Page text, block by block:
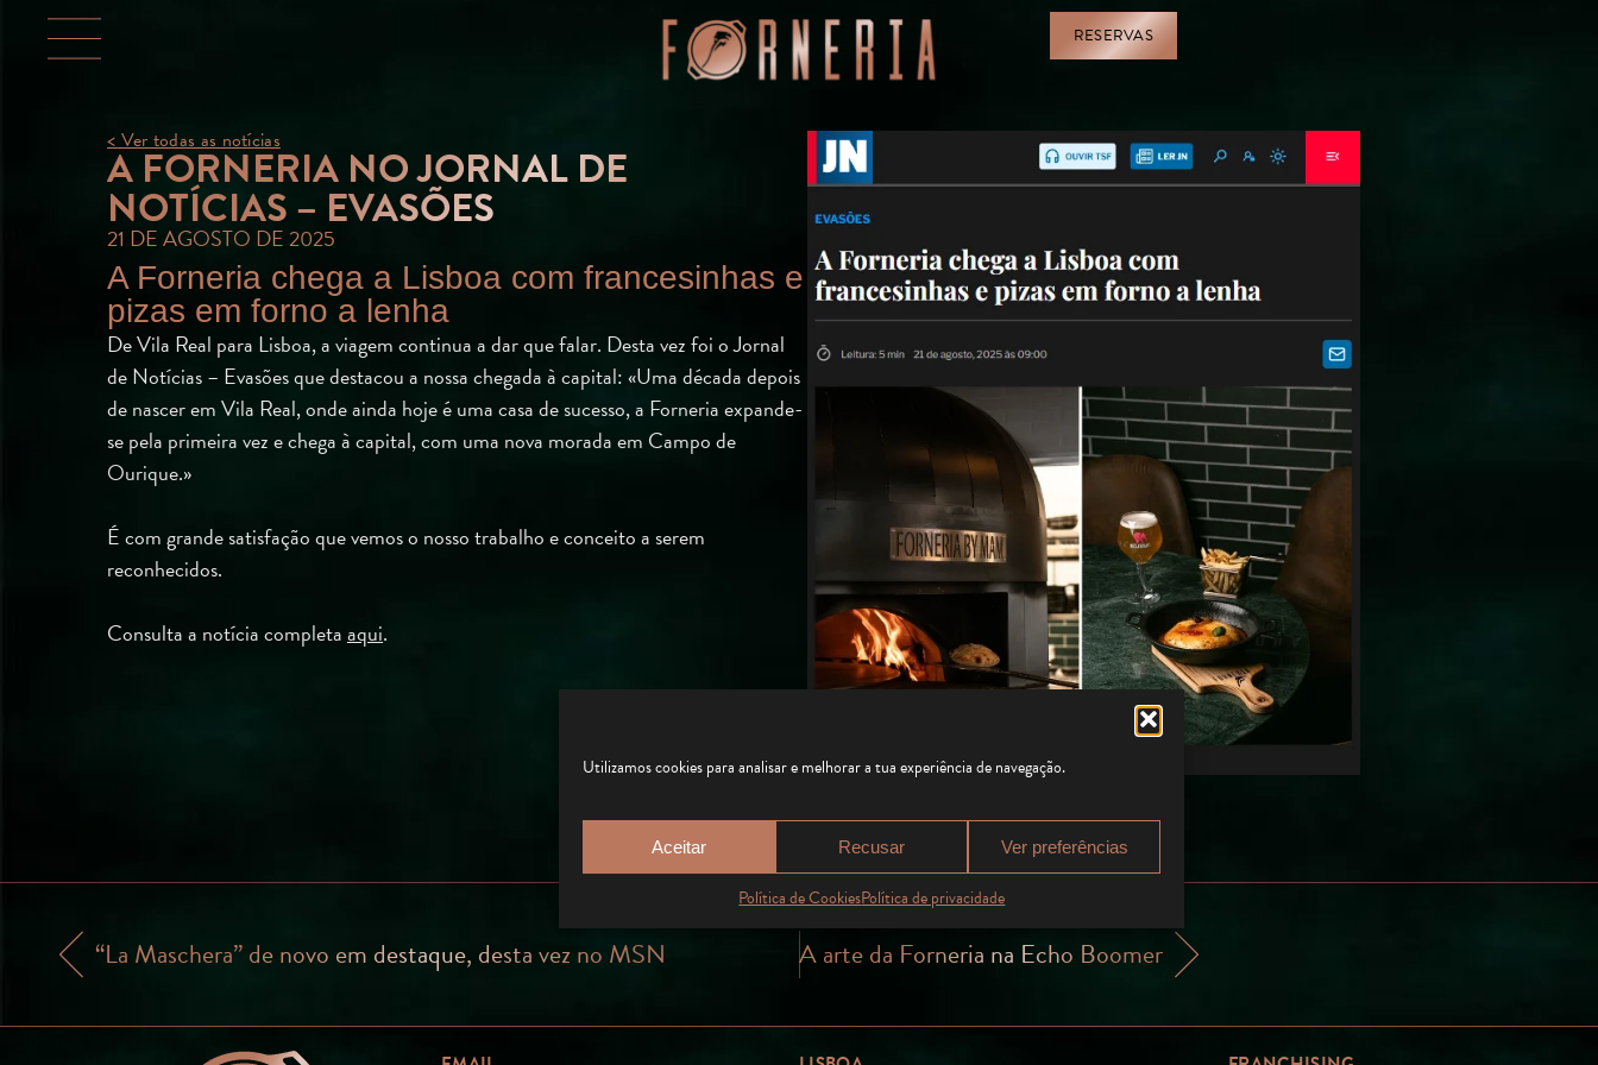
Utilizamos cookies para analisar e melhorar a tua experiência de navegação.
Aceitar Recusar Ver preferências
Política de CookiesPolítica de privacidade
RESERVAS
< Ver todas as notícias
A FORNERIA NO JORNAL DE
NOTÍCIAS – EVASÕES
21 DE AGOSTO DE 2025
A Forneria chega a Lisboa com francesinhas e
pizas em forno a lenha
De Vila Real para Lisboa, a viagem continua a dar que falar. Desta vez foi o Jornal
de Notícias – Evasões que destacou a nossa chegada à capital: «Uma década depois
de nascer em Vila Real, onde ainda hoje é uma casa de sucesso, a Forneria expande-
se pela primeira vez e chega à capital, com uma nova morada em Campo de
Ourique.»
É com grande satisfação que vemos o nosso trabalho e conceito a serem
reconhecidos.
Consulta a notícia completaaqui.
“La Maschera” de novo em destaque, desta vez no MSN A arte da Forneria na Echo Boomer